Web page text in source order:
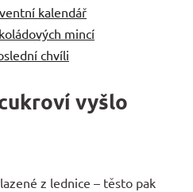
kalendář
mincí
chvíli
vyšlo
z lednice – těsto pak